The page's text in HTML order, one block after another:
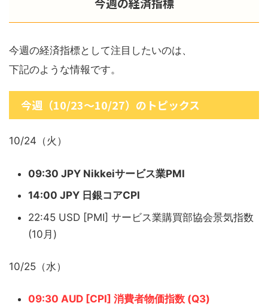
今週の経済指標として注目したいのは、
下記のような情報です。
今週（10/23～10/27）のトピックス
10/24（火）
09:30 JPY Nikkeiサービス業PMI
14:00 JPY 日銀コアCPI
22:45 USD [PMI] サービス業購買部協会景気指数
(10月)
10/25（水）
09:30 AUD [CPI] 消費者物価指数 (Q3)